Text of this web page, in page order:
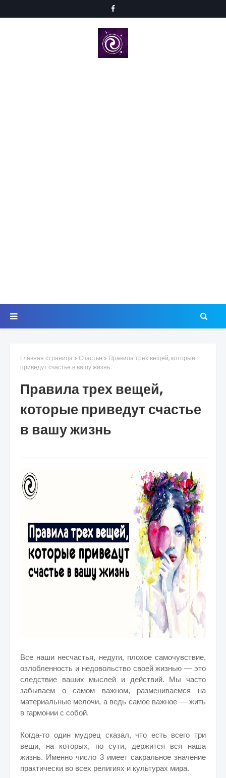
Главная страница Счастье
Правила трех вещей, которые
приведут счастье в вашу жизнь
Правила трех вещей,
которые приведут счастье
в вашу жизнь
Все наши несчастья, недуги, плохое самочувствие,
озлобленность и недовольство своей жизнью — это
следствие ваших мыслей и действий. Мы часто
забываем о самом важном, размениваемся на
материальные мелочи, а ведь самое важное — жить
в гармонии с собой.
Когда-то один мудрец сказал, что есть всего три
вещи, на которых, по сути, держится вся наша
жизнь. Именно число 3 имеет сакральное значение
практически во всех религиях и культурах мира.